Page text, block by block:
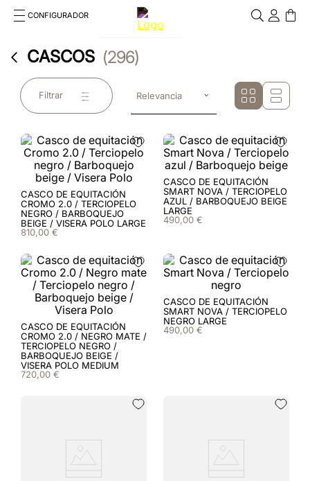
CONFIGURADOR
TÉRMINOS MÁS BUSCADOS
1.cromo
2 chromo 2 0
frontale
4.black
5.front insert
6 cascos
rosa
visera
9.kep nova
10.milano
CASCOS 296
Filtrar Relevancia
CASCO DE EQUITACIÓN
CROMO 2.0 / TERCIOPELO
NEGRO / BARBOQUEJO
BEIGE / VISERA POLO LARGE
810,00 €
CASCO DE EQUITACIÓN
SMART NOVA / TERCIOPELO
AZUL / BARBOQUEJO BEIGE
LARGE
490,00 €
CASCO DE EQUITACIÓN
CROMO 2.0 / NEGRO MATE /
TERCIOPELO NEGRO /
BARBOQUEJO BEIGE /
VISERA POLO MEDIUM
720,00 €
CASCO DE EQUITACIÓN
SMART NOVA / TERCIOPELO
NEGRO LARGE
490,00 €